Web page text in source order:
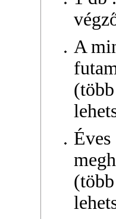
A
Éves